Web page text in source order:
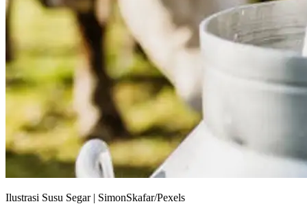
Ilustrasi Susu Segar | SimonSkafar/Pexels